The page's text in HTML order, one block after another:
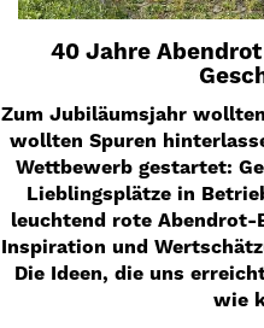
40 Jahre
Zum Jubiläumsjahr
wollten Spuren
Wettbewerb gestartet:
Lieblingsplätze in
leuchtend rote Abendrot-
Inspiration und
Die Ideen, die uns
wie